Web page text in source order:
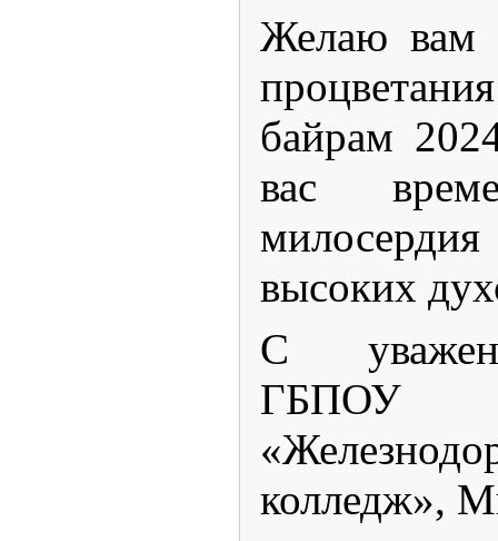
Желаю вам
байрам
вас
высоких
С
колледж»,